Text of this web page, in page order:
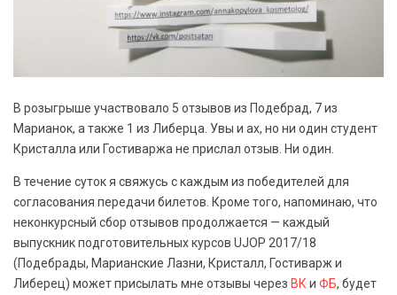
В розыгрыше участвовало 5 отзывов из Подебрад, 7 из
Марианок, а также 1 из Либерца. Увы и ах, но ни один студент
Кристалла или Гостиваржа не прислал отзыв. Ни один.
В течение суток я свяжусь с каждым из победителей для
согласования передачи билетов. Кроме того, напоминаю, что
неконкурсный сбор отзывов продолжается — каждый
выпускник подготовительных курсов UJOP 2017/18
(Подебрады, Марианские Лазни, Кристалл, Гостиварж и
Либерец) может присылать мне отзывы через ВК и ФБ, будет